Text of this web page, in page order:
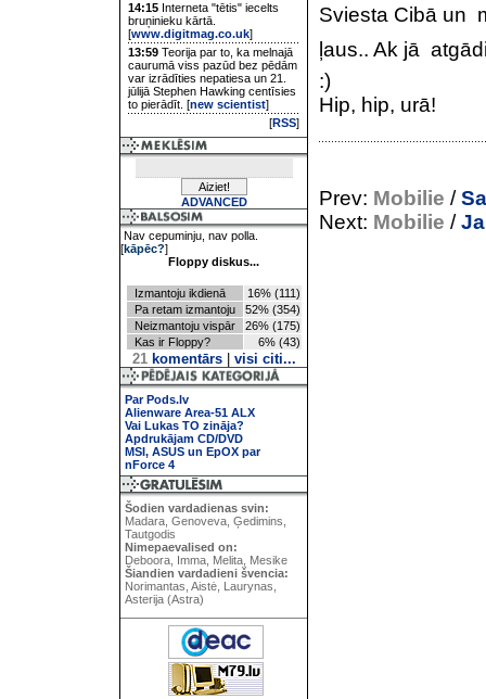
14:15 Interneta "tētis" iecelts
bruņinieku kārtā.
[www.digitmag.co.uk]
13:59 Teorija par to, ka melnajā
caurumā viss pazūd bez pēdām
var izrādīties nepatiesa un 21.
jūlijā Stephen Hawking centīsies
to pierādīt. [new scientist]
[RSS]
ADVANCED
Nav cepuminju, nav polla.
[kāpēc?]
Floppy diskus...
Izmantoju ikdienā
16% (111)
Pa retam izmantoju
52% (354)
Neizmantoju vispār
26% (175)
Kas ir Floppy?
6% (43)
21komentārs| visi citi...
Par Pods.lv
Alienware Area-51 ALX
Vai Lukas TO zināja?
Apdrukājam CD/DVD
MSI, ASUS un EpOX par
nForce 4
Šodien vardadienas svin:
Madara, Genoveva, Ģedimins,
Tautgodis
Nimepaevalised on:
Deboora, Imma, Melita, Mesike
Šiandien vardadieni švencia:
Norimantas, Aistė, Laurynas,
Asterija (Astra)
Sviesta Cibā un
ļaus.. Ak jā 
:)
Hip, hip, urā!
Prev: Mobilie /
Next: Mobilie /